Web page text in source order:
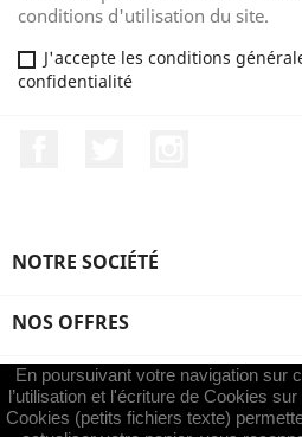
conditions d'utilisation du site.
J'accepte les conditions
confidentialité
NOTRE SOCIÉTÉ
NOS OFFRES
VOTRE COMPTE
En poursuivant votre navigation sur
l’utilisation et l'écriture de Cookies
Cookies (petits fichiers texte)